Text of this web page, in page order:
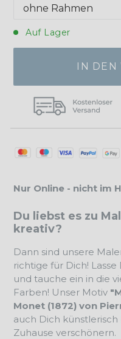
Auf Lager
IN
Nur Online - nicht im
Du liebst es zu
kreativ?
Dann sind unsere
richtige für Dich!
und tauche ein in die
Farben! Unser Motiv
Monet (1872) von
auch Dich
Zuhause verschönern.